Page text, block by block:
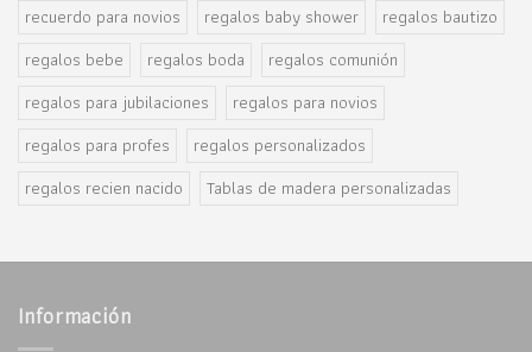
recuerdo para novios
regalos baby shower
regalos bautizo
regalos bebe
regalos boda
regalos comunión
regalos para jubilaciones
regalos para novios
regalos para profes
regalos personalizados
regalos recien nacido
Tablas de madera personalizadas
Información